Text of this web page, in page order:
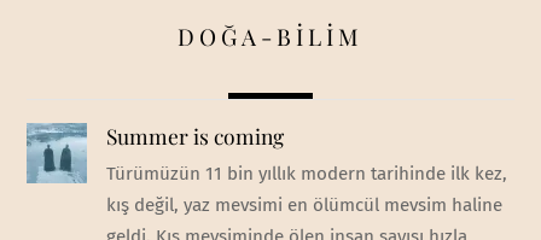
DOĞA-BİLİM
Summer is coming
Türümüzün 11 bin yıllık modern tarihinde ilk kez,
kış değil, yaz mevsimi en ölümcül mevsim haline